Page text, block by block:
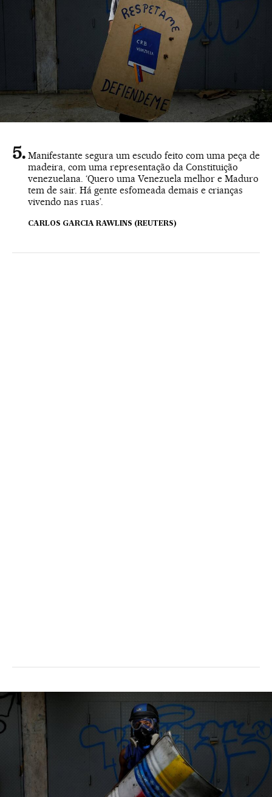
Manifestante segura um escudo feito com uma peça de
madeira, com uma representação da Constituição
venezuelana. ‘Quero uma Venezuela melhor e Maduro
tem de sair. Há gente esfomeada demais e crianças
vivendo nas ruas’.
CARLOS GARCIA RAWLINS (REUTERS)